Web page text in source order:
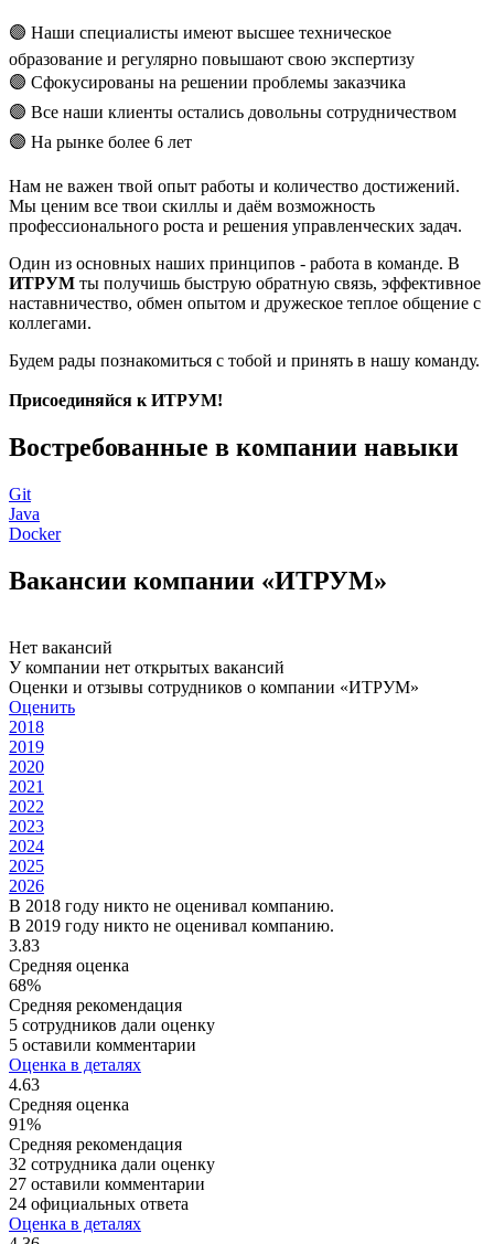
🟣 Наши специалисты имеют высшее техническое
образование и регулярно повышают свою экспертизу
🟣 Сфокусированы на решении проблемы заказчика
🟣 Все наши клиенты остались довольны сотрудничеством
🟣 На рынке более 6 лет
Нам не важен твой опыт работы и количество достижений.
Мы ценим все твои скиллы и даём возможность
профессионального роста и решения управленческих задач.
Один из основных наших принципов - работа в команде. В
ИТРУМ ты получишь быструю обратную связь, эффективное
наставничество, обмен опытом и дружеское теплое общение с
коллегами.
Будем рады познакомиться с тобой и принять в нашу команду.
Присоединяйся к ИТРУМ!
Востребованные в компании навыки
Git
Java
Docker
Вакансии компании «ИТРУМ»
Нет вакансий
У компании нет открытых вакансий
Оценки и отзывы сотрудников о компании «ИТРУМ»
Оценить
2018
2019
2020
2021
2022
2023
2024
2025
2026
В 2018 году никто не оценивал компанию.
В 2019 году никто не оценивал компанию.
3.83
Средняя оценка
68%
Средняя рекомендация
5 сотрудников дали оценку
5 оставили комментарии
Оценка в деталях
4.63
Средняя оценка
91%
Средняя рекомендация
32 сотрудника дали оценку
27 оставили комментарии
24 официальных ответа
Оценка в деталях